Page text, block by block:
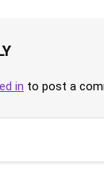
in to post a